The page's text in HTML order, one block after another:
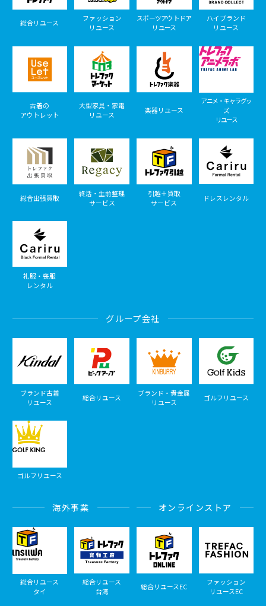
総合リユース
ファッション
リユース
スポーツアウトドア
リユース
ハイブランド
リユース
古着の
アウトレット
大型家具・家電
リユース
楽器リユース
アニメ・キャラグッ
ズ
リユース
総合出張買取
終活・生前整理
サービス
引越＋買取
サービス
ドレスレンタル
礼服・喪服
レンタル
グループ会社
ブランド古着
リユース
総合リユース
ブランド・貴金属
リユース
ゴルフリユース
ゴルフリユース
海外事業
総合リユース
タイ
総合リユース
台湾
オンラインストア
総合リユースEC
ファッション
リユースEC